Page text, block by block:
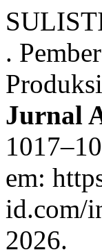
.
Jurnal
em:
id.com/
2026.